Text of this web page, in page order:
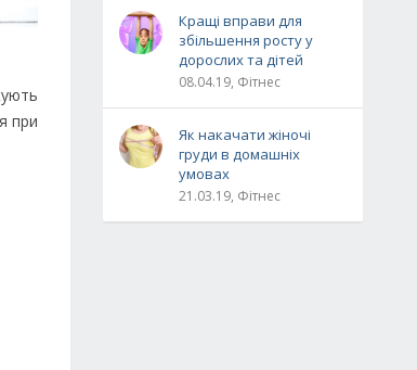
при
Кращі вправи для
збільшення росту у
дорослих та дітей
08.04.19, Фітнес
Як накачати жіночі
груди в домашніх
умовах
21.03.19, Фітнес